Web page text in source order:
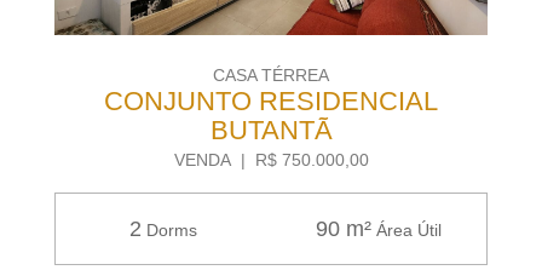
CASA TÉRREA
CONJUNTO RESIDENCIAL
BUTANTÃ
VENDA | R$ 750.000,00
2 Dorms 90 m² Área Útil